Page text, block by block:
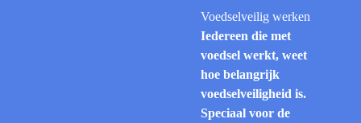
Voedselveilig werken
Iedereen die met
voedsel werkt, weet
hoe belangrijk
voedselveiligheid is.
Speciaal voor de